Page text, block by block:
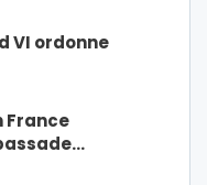
VI ordonne
France